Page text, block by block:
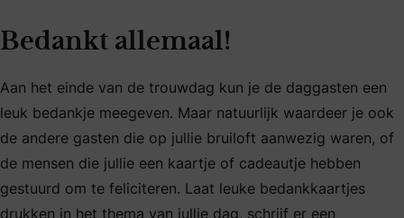
Bedankt allemaal!
Aan het einde van de trouwdag kun je de daggasten een
leuk bedankje meegeven. Maar natuurlijk waardeer je ook
de andere gasten die op jullie bruiloft aanwezig waren, of
de mensen die jullie een kaartje of cadeautje hebben
gestuurd om te feliciteren. Laat leuke bedankkaartjes
drukken in het thema van jullie dag, schrijf er een